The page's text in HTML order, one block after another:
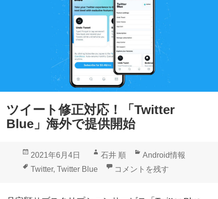
ツイート修正対応！「Twitter
Blue」海外で提供開始
投
稿
2021年6月4日
作
成
石井 順
カ
テ
Android情報
タ
Twitter, Twitter Blue ツイート修正対応！「
コメントを残す